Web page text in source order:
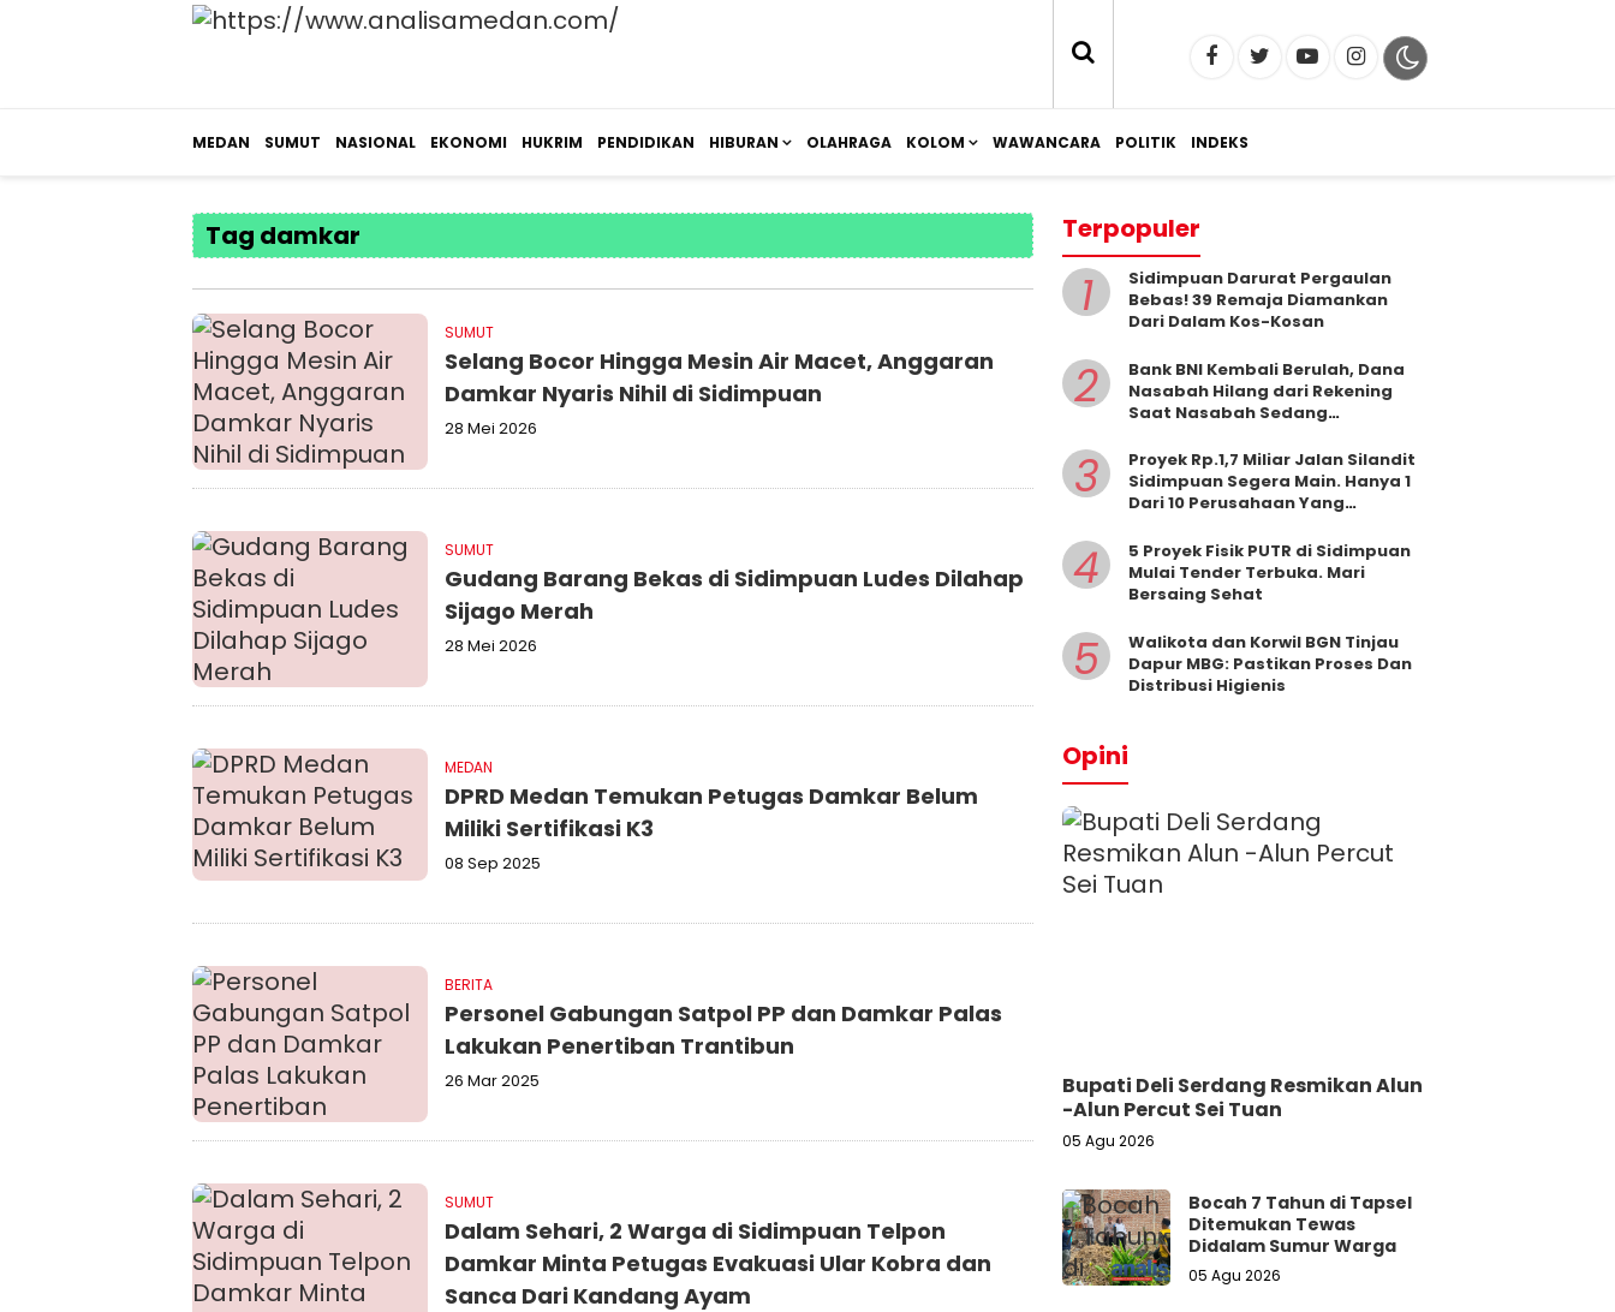
MEDAN SUMUT NASIONAL EKONOMI HUKRIM PENDIDIKAN HIBURAN OLAHRAGA KOLOM WAWANCARA POLITIK INDEKS
Tag damkar
SUMUT
Selang Bocor Hingga Mesin Air Macet, Anggaran
Damkar Nyaris Nihil di Sidimpuan
28 Mei 2026
SUMUT
Gudang Barang Bekas di Sidimpuan Ludes Dilahap
Sijago Merah
28 Mei 2026
MEDAN
DPRD Medan Temukan Petugas Damkar Belum
Miliki Sertifikasi K3
08 Sep 2025
BERITA
Personel Gabungan Satpol PP dan Damkar Palas
Lakukan Penertiban Trantibun
26 Mar 2025
SUMUT
Dalam Sehari, 2 Warga di Sidimpuan Telpon
Damkar Minta Petugas Evakuasi Ular Kobra dan
Sanca Dari Kandang Ayam
Terpopuler
1
Sidimpuan Darurat Pergaulan
Bebas! 39 Remaja Diamankan
Dari Dalam Kos-Kosan
2
Bank BNI Kembali Berulah, Dana
Nasabah Hilang dari Rekening
Saat Nasabah Sedang
3
Proyek Rp.1,7 Miliar Jalan Silandit
Sidimpuan Segera Main. Hanya 1
Dari 10 Perusahaan Yang
4
5 Proyek Fisik PUTR di Sidimpuan
Mulai Tender Terbuka. Mari
Bersaing Sehat
5
Walikota dan Korwil BGN Tinjau
Dapur MBG: Pastikan Proses Dan
Distribusi Higienis
Opini
Bupati Deli Serdang Resmikan Alun
-Alun Percut Sei Tuan
05 Agu 2026
Bocah 7 Tahun di Tapsel
Ditemukan Tewas
Didalam Sumur Warga
05 Agu 2026